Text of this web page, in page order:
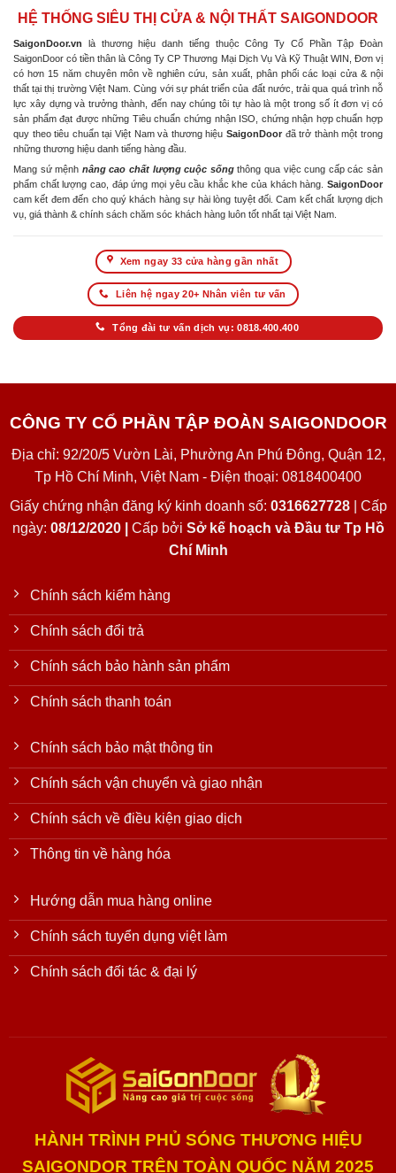
HỆ THỐNG SIÊU THỊ CỬA & NỘI THẤT SAIGONDOOR
SaigonDoor.vn là thương hiệu danh tiếng thuộc Công Ty Cổ Phần Tập Đoàn
SaigonDoor có tiền thân là Công Ty CP Thương Mại Dịch Vụ Và Kỹ Thuật WIN, Đơn vị
có hơn 15 năm chuyên môn về nghiên cứu, sản xuất, phân phối các loại cửa & nội
thất tại thị trường Việt Nam. Cùng với sự phát triển của đất nước, trải qua quá trình nỗ
lực xây dựng và trưởng thành, đến nay chúng tôi tự hào là một trong số ít đơn vị có
sản phẩm đạt được những Tiêu chuẩn chứng nhận ISO, chứng nhận hợp chuẩn hợp
quy theo tiêu chuẩn tại Việt Nam và thương hiệu SaigonDoor đã trở thành một trong
những thương hiệu danh tiếng hàng đầu.
Mang sứ mệnh nâng cao chất lượng cuộc sốngthông qua việc cung cấp các sản
phẩm chất lượng cao, đáp ứng mọi yêu cầu khắc khe của khách hàng. SaigonDoor
cam kết đem đến cho quý khách hàng sự hài lòng tuyệt đối. Cam kết chất lượng dịch
vụ, giá thành & chính sách chăm sóc khách hàng luôn tốt nhất tại Việt Nam.
Xem ngay 33 cửa hàng gần nhất
Liên hệ ngay 20+ Nhân viên tư vấn
Tổng đài tư vấn dịch vụ: 0818.400.400
CÔNG TY CỔ PHẦN TẬP ĐOÀN SAIGONDOOR
Địa chỉ: 92/20/5 Vườn Lài, Phường An Phú Đông, Quận 12,
Tp Hồ Chí Minh, Việt Nam - Điện thoại: 0818400400
Giấy chứng nhận đăng ký kinh doanh số: 0316627728| Cấp
ngày: 08/12/2020 | Cấp bởi Sở kế hoạch và Đầu tư Tp Hồ
Chí Minh
Chính sách kiểm hàng
Chính sách đổi trả
Chính sách bảo hành sản phẩm
Chính sách thanh toán
Chính sách bảo mật thông tin
Chính sách vận chuyển và giao nhận
Chính sách về điều kiện giao dịch
Thông tin về hàng hóa
Hướng dẫn mua hàng online
Chính sách tuyển dụng việt làm
Chính sách đối tác & đại lý
HÀNH TRÌNH PHỦ SÓNG THƯƠNG HIỆU
SAIGONDOR TRÊN TOÀN QUỐC NĂM 2025